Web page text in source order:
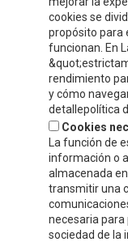
cookies se
propósito para
funcionan. En
rendimiento
y cómo
detallepolítica
Cookies
La función de
información o
almacenada
transmitir una
necesaria para
sociedad de la
Compre y Compare
Polígono Tejerías,
Calahorra, La Rioja
+34 941
+34 941
info@celorrio.com
PRIVATE AREA
WRITE US!